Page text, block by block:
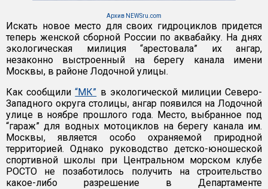
Архив NEWSru.com
Искать новое место для своих гидроциклов придется
теперь женской сборной России по аквабайку. На днях
экологическая милиция “арестовала” их ангар,
незаконно выстроенный на берегу канала имени
Москвы, в районе Лодочной улицы.
Как сообщили“МК” в экологической милиции Северо-
Западного округа столицы, ангар появился на Лодочной
улице в ноябре прошлого года. Место, выбранное под
“гараж” для водных мотоциклов на берегу канала им.
Москвы, является особо охраняемой природной
территорией. Однако руководство детско-юношеской
спортивной школы при Центральном морском клубе
РОСТО не позаботилось получить на строительство
какое-либо разрешение в Департаменте